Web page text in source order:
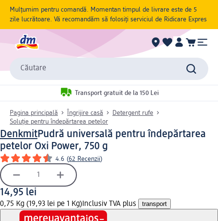
Mulțumim pentru comandă. Momentan timpul de livrare este de 5
zile lucrătoare. Vă recomandăm să folosiți serviciul de Ridicare Expres
Căutare
Transport gratuit de la 150 Lei
Pagina principală Îngrijire casă
Detergent rufe
Soluție pentru îndepărtarea petelor
DenkmitPudră universală pentru îndepărtarea
petelor Oxi Power, 750 g
4.6 (62 Recenzii)
14,95 lei
0,75 Kg (19,93 lei pe 1 Kg) Inclusiv TVA plus transport